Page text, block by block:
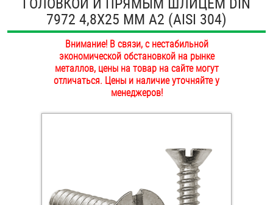
ОПЛАТА И ДОСТАВКА
НАШИ МАГАЗИНЫ
Втулки
Дюбели
Дюймовый крепёж
Инструмент
7972 4,8Х25 ММ А2 (AISI 304)
Внимание! В связи, с нестабильной
экономической обстановкой на рынке
металлов, цены на товар на сайте могут
отличаться. Цены и наличие уточняйте у
менеджеров!